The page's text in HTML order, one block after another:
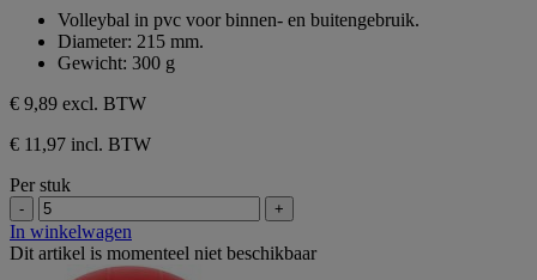
sterren.
Volleybal in pvc voor binnen- en buitengebruik.
Diameter: 215 mm.
Gewicht: 300 g
€ 9,89 excl. BTW
€ 11,97 incl. BTW
Per stuk
- +
In winkelwagen
Dit artikel is momenteel niet beschikbaar